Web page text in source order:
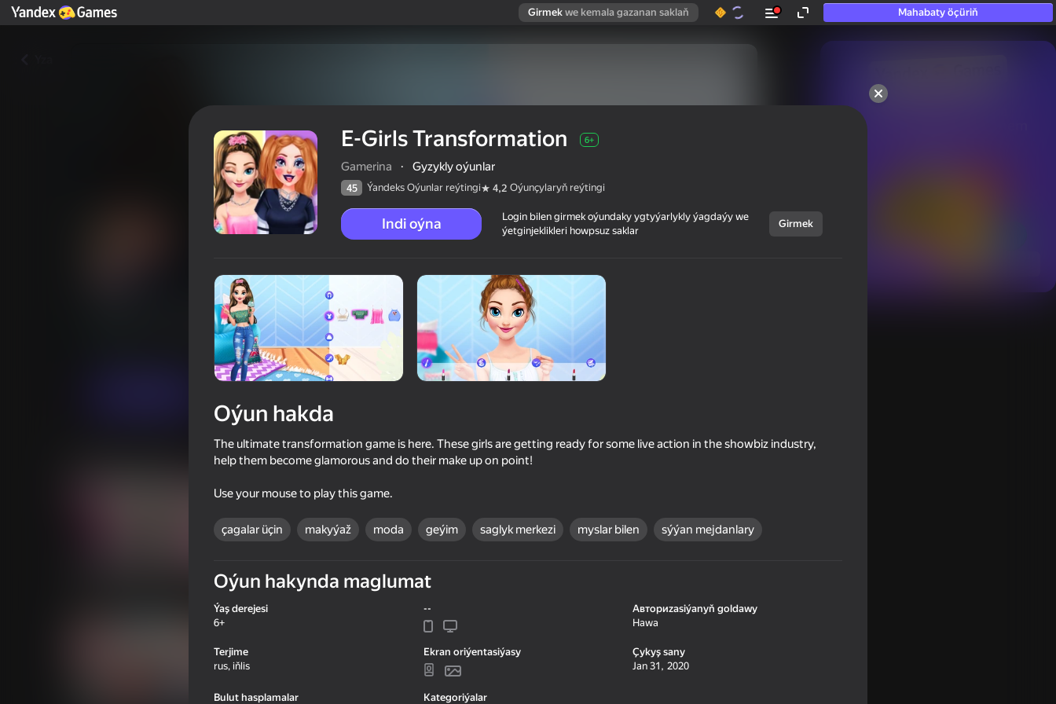
Girmek we kemala gazanan saklaň Mahabaty öçüriň
hatda «oýnamayanlar» hem
E-Girls Transformation
Ýandeks Oýunlar reýtingi 4,2 Oýunçylaryň reýtingi 6+
Gamerina
Wedding Stylist Dress Up
Paper Doll Makeover & Dress
16+ 77 68
E-Girls Transformation 6+
Gamerina · Gyzykly oýunlar
45 Ýandeks Oýunlar reýtingi 4,2 Oýunçylaryň reýtingi
Indi oýna
Login bilen girmek oýundaky ygtyýarlykly ýagdaýy we
ýetginjeklikleri howpsuz saklar
Girmek
Oýun hakda
The ultimate transformation game is here. These girls are getting ready for some live action in the showbiz industry,
help them become glamorous and do their make up on point!
Use your mouse to play this game.
çagalar üçin makyýaž moda geýim saglyk merkezi myslar bilen sýýan mejdanlary
Oýun hakynda maglumat
Ýaş derejesi
6+
--
Авториzasiýanyň goldawy
Hawa
Terjime
rus, iňlis
Ekran oriýentasiýasy
Çykyş sany
Jan 31, 2020
Bulut hasplamalar Kategoriýalar